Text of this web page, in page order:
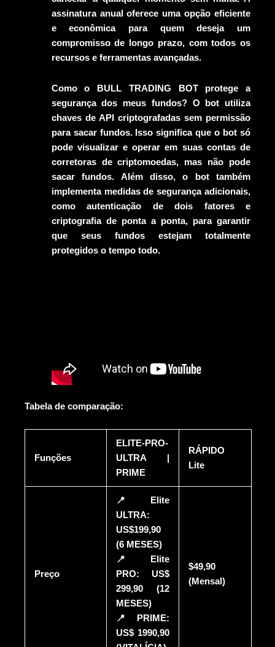
assinatura anual oferece uma opção eficiente
e econômica para quem deseja um
compromisso de longo prazo, com todos os
recursos e ferramentas avançadas.
Como o BULL TRADING BOT protege a
segurança dos meus fundos?O bot utiliza
chaves de API criptografadas sem permissão
para sacar fundos. Isso significa que o bot só
pode visualizar e operar em suas contas de
corretoras de criptomoedas, mas não pode
sacar fundos. Além disso, o bot também
implementa medidas de segurança adicionais,
como autenticação de dois fatores e
criptografia de ponta a ponta, para garantir
que seus fundos estejam totalmente
protegidos o tempo todo.
Tabela de comparação:
Funções
ELITE-PRO-
ULTRA |
PRIME
RÁPIDO
Lite
Preço
📍Elite
ULTRA:
US$199,90
(6 MESES)
📍Elite
PRO: US$
299,90 (12
MESES)
📍PRIME:
US$ 1990,90
$49,90
(Mensal)